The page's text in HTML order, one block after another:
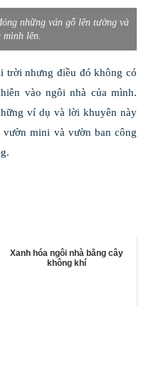
những ván gỗ lên tường và
lên.
trời nhưng điều đó không có
vào ngôi nhà của mình.
ví dụ và lời khuyên này
mini và vườn ban công
Xanh hóa ngôi nhà bằng cây
không khí